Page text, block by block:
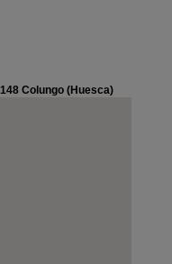
Colungo (Huesca)